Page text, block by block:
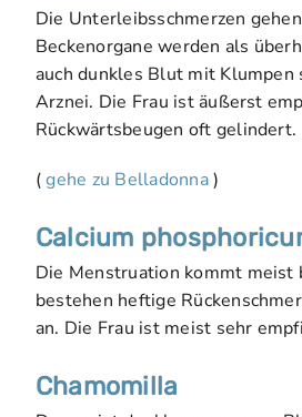
Die Unterleibsschmerzen
Beckenorgane werden als
auch dunkles Blut mit Klumpen
Arznei. Die Frau ist äußerst
Rückwärtsbeugen oft gelindert.
(gehe zu Belladonna)
Calcium
Die Menstruation kommt meist
bestehen heftige
an. Die Frau ist meist sehr
Chamomilla